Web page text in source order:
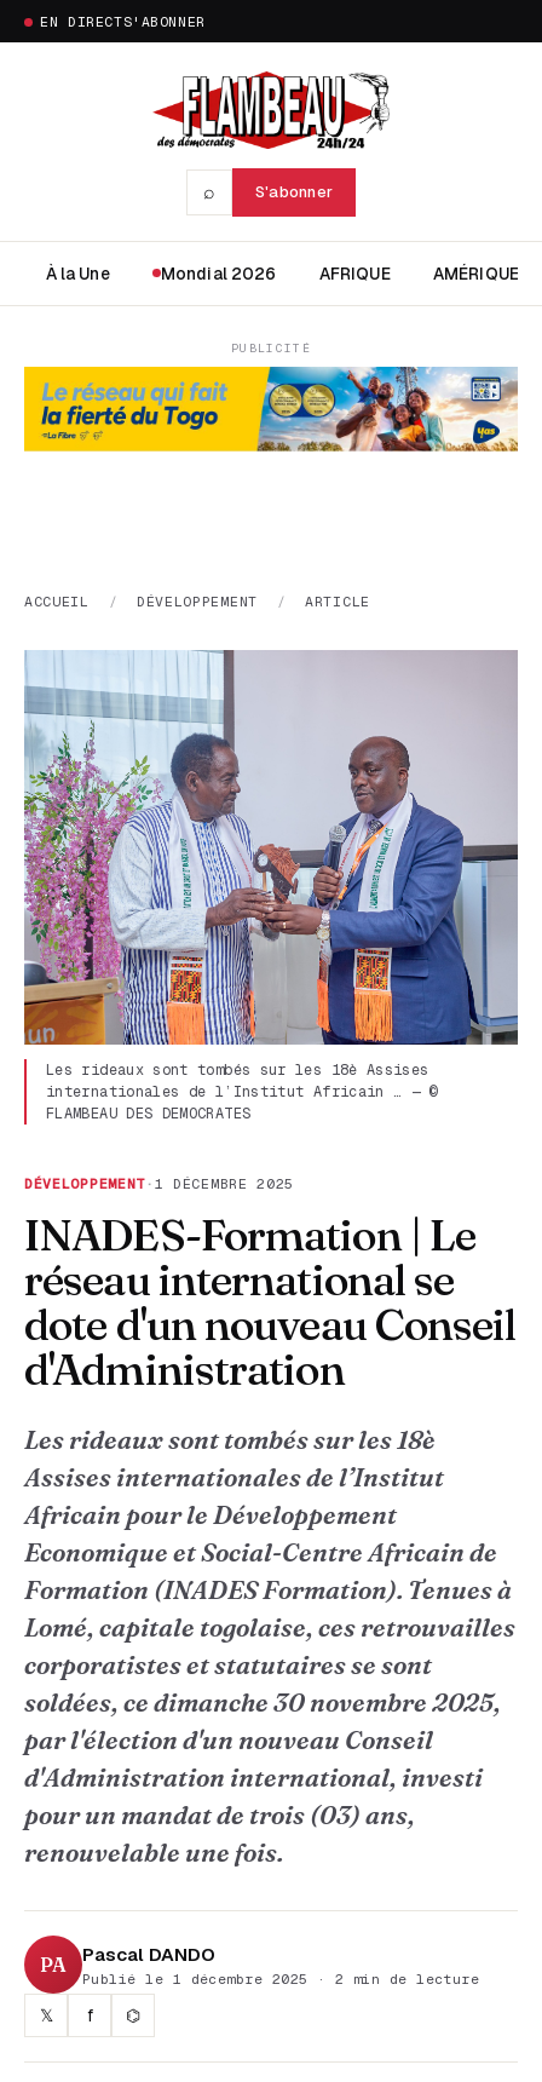
EN DIRECTS'ABONNER
⌕ S'abonner
À la Une Mondial 2026 AFRIQUE AMÉRIQUE
PUBLICITÉ
ACCUEIL / DÉVELOPPEMENT / ARTICLE
Les rideaux sont tombés sur les 18è Assises
internationales de l’Institut Africain … — ©
FLAMBEAU DES DEMOCRATES
DÉVELOPPEMENT · 1 DÉCEMBRE 2025
INADES-Formation | Le
réseau international se
dote d'un nouveau Conseil
d'Administration
Les rideaux sont tombés sur les 18è
Assises internationales de l’Institut
Africain pour le Développement
Economique et Social-Centre Africain de
Formation (INADES Formation). Tenues à
Lomé, capitale togolaise, ces retrouvailles
corporatistes et statutaires se sont
soldées, ce dimanche 30 novembre 2025,
par l'élection d'un nouveau Conseil
d'Administration international, investi
pour un mandat de trois (03) ans,
renouvelable une fois.
PA Pascal DANDO
Publié le 1 décembre 2025 · 2 min de lecture
𝕏 f ⌬